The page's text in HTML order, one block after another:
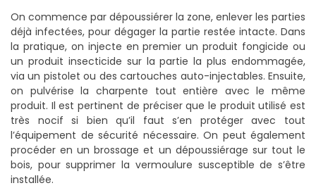
On commence par dépoussiérer la zone, enlever les parties
déjà infectées, pour dégager la partie restée intacte. Dans
la pratique, on injecte en premier un produit fongicide ou
un produit insecticide sur la partie la plus endommagée,
via un pistolet ou des cartouches auto-injectables. Ensuite,
on pulvérise la charpente tout entière avec le même
produit. Il est pertinent de préciser que le produit utilisé est
très nocif si bien qu’il faut s’en protéger avec tout
l’équipement de sécurité nécessaire. On peut également
procéder en un brossage et un dépoussiérage sur tout le
bois, pour supprimer la vermoulure susceptible de s’être
installée.